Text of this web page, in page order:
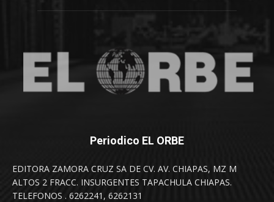
Periodico EL ORBE
EDITORA ZAMORA CRUZ SA DE CV. AV. CHIAPAS, MZ M
ALTOS 2 FRACC. INSURGENTES TAPACHULA CHIAPAS.
TELEFONOS . 6262241, 6262131